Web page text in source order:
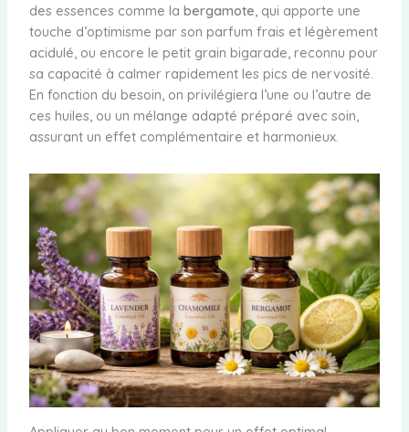
des essences comme la bergamote , qui apporte une
touche d’optimisme par son parfum frais et légèrement
acidulé, ou encore le petit grain bigarade, reconnu pour
sa capacité à calmer rapidement les pics de nervosité.
En fonction du besoin, on privilégiera l’une ou l’autre de
ces huiles, ou un mélange adapté préparé avec soin,
assurant un effet complémentaire et harmonieux.